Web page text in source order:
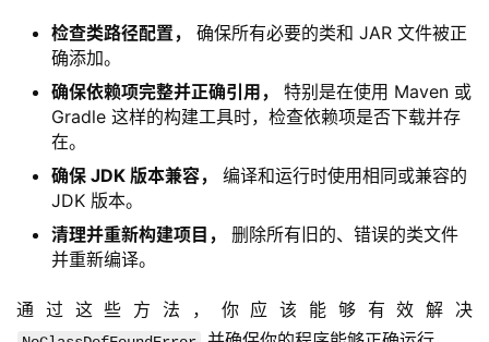
检查类路径配置，
确保所有必要的类和 JAR 文件被正
确添加。
确保依赖项完整并正确引用，
特别是在使用 Maven 或
Gradle 这样的构建工具时，检查依赖项是否下载并存
在。
确保 JDK 版本兼容，
编译和运行时使用相同或兼容的
JDK 版本。
清理并重新构建项目，
删除所有旧的、错误的类文件
并重新编译。